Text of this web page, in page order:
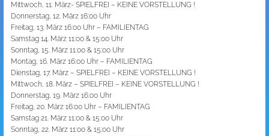
Mittwoch, 11. März- SPIELFREI – KEINE VORSTELLUNG !
Donnerstag, 12. März 16:00 Uhr
Freitag, 13. März 16:00 Uhr – FAMILIENTAG
Samstag 14. März 11:00 & 15:00 Uhr
Sonntag, 15. März 11:00 & 15:00 Uhr
Montag, 16. März 16:00 Uhr – FAMILIENTAG
Dienstag, 17. März – SPIELFREI – KEINE VORSTELLUNG !
Mittwoch, 18. März – SPIELFREI – KEINE VORSTELLUNG !
Donnerstag, 19. März 16:00 Uhr
Freitag, 20. März 16:00 Uhr – FAMILIENTAG
Samstag 21. März 11:00 & 15:00 Uhr
Sonntag, 22. März 11:00 & 15:00 Uhr